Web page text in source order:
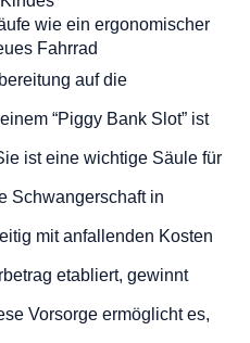
wie ein ergonomischer
Fahrrad
auf die
“Piggy Bank Slot” ist
ist eine wichtige Säule für
Schwangerschaft in
mit anfallenden Kosten
etabliert, gewinnt
Vorsorge ermöglicht es,